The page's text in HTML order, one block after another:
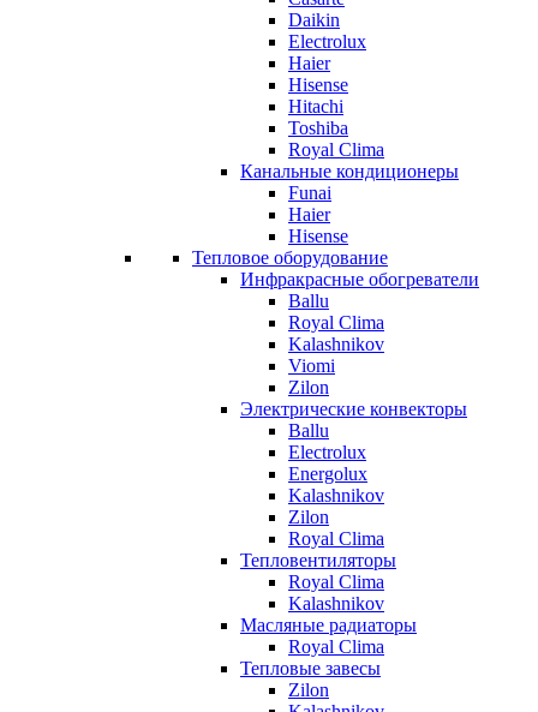
Daikin
Electrolux
Haier
Hisense
Hitachi
Toshiba
Royal Clima
Канальные кондиционеры
Funai
Haier
Hisense
Тепловое оборудование
Инфракрасные обогреватели
Ballu
Royal Clima
Kalashnikov
Viomi
Zilon
Электрические конвекторы
Ballu
Electrolux
Energolux
Kalashnikov
Zilon
Royal Clima
Тепловентиляторы
Royal Clima
Kalashnikov
Масляные радиаторы
Royal Clima
Тепловые завесы
Zilon